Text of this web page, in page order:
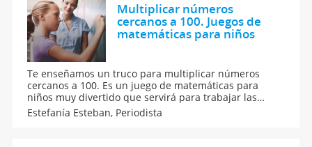
Multiplicar números
cercanos a 100. Juegos de
matemáticas para niños
Te enseñamos un truco para multiplicar números
cercanos a 100. Es un juego de matemáticas para
niños muy divertido que servirá para trabajar las
multiplicaciones y restas de forma amena. Si quieres
enseñar a tus hijos a multiplicar de una forma más
Estefanía Esteban, Periodista